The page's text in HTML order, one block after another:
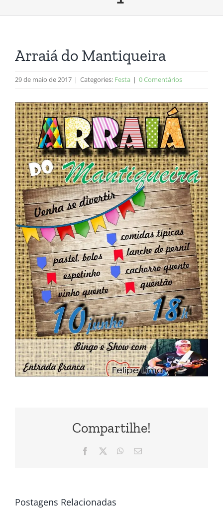
Arraiá do Mantiqueira
29 de maio de 2017 | Categories: Festa | 0 Comentários
Compartilhe!
Facebook WhatsApp
E-
Postagens Relacionadas